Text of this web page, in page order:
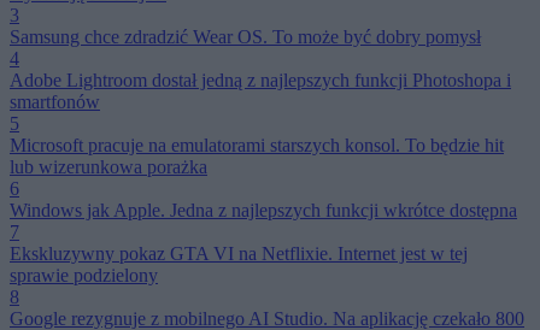
3
Samsung chce zdradzić Wear OS. To może być dobry pomysł
4
Adobe Lightroom dostał jedną z najlepszych funkcji Photoshopa i
smartfonów
5
Microsoft pracuje na emulatorami starszych konsol. To będzie hit
lub wizerunkowa porażka
6
Windows jak Apple. Jedna z najlepszych funkcji wkrótce dostępna
7
Ekskluzywny pokaz GTA VI na Netflixie. Internet jest w tej
sprawie podzielony
8
Google rezygnuje z mobilnego AI Studio. Na aplikację czekało 800